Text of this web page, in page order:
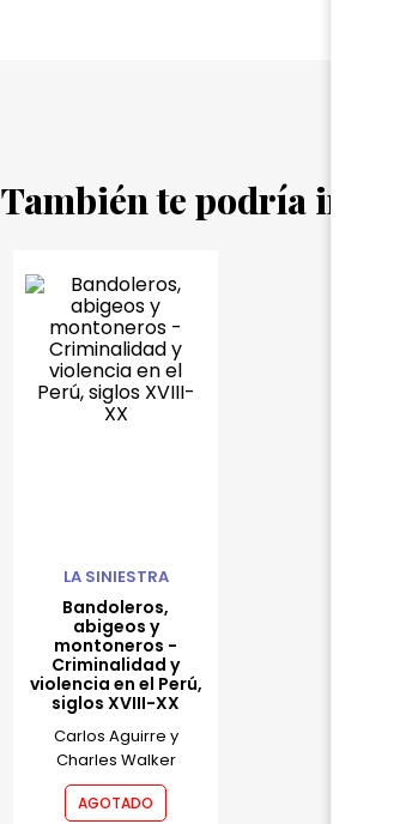
También te podría
LA SINIESTRA
Bandoleros,
abigeos y
montoneros -
Criminalidad y
violencia en el Perú,
siglos XVIII-XX
Carlos Aguirre y
Charles Walker
AGOTADO